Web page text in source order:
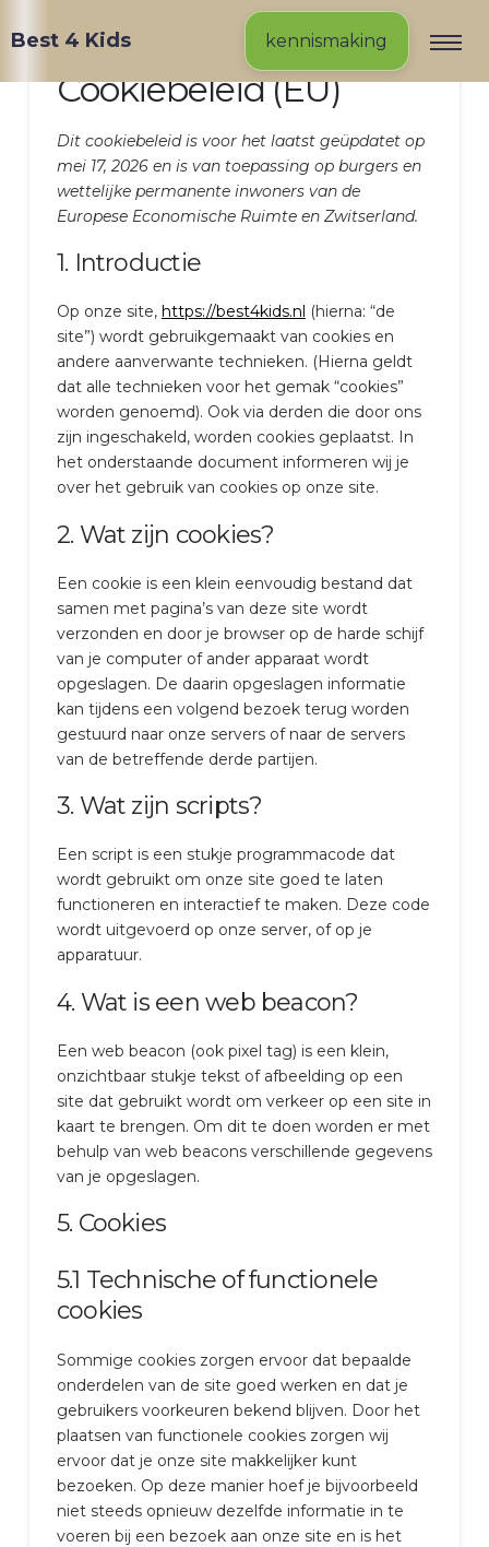
Best 4 Kids kennismaking
Cookiebeleid (EU)
Dit cookiebeleid is voor het laatst geüpdatet op
mei 17, 2026 en is van toepassing op burgers en
wettelijke permanente inwoners van de
Europese Economische Ruimte en Zwitserland.
1. Introductie
Op onze site, https://best4kids.nl (hierna: “de
site”) wordt gebruikgemaakt van cookies en
andere aanverwante technieken. (Hierna geldt
dat alle technieken voor het gemak “cookies”
worden genoemd). Ook via derden die door ons
zijn ingeschakeld, worden cookies geplaatst. In
het onderstaande document informeren wij je
over het gebruik van cookies op onze site.
2. Wat zijn cookies?
Een cookie is een klein eenvoudig bestand dat
samen met pagina’s van deze site wordt
verzonden en door je browser op de harde schijf
van je computer of ander apparaat wordt
opgeslagen. De daarin opgeslagen informatie
kan tijdens een volgend bezoek terug worden
gestuurd naar onze servers of naar de servers
van de betreffende derde partijen.
3. Wat zijn scripts?
Een script is een stukje programmacode dat
wordt gebruikt om onze site goed te laten
functioneren en interactief te maken. Deze code
wordt uitgevoerd op onze server, of op je
apparatuur.
4. Wat is een web beacon?
Een web beacon (ook pixel tag) is een klein,
onzichtbaar stukje tekst of afbeelding op een
site dat gebruikt wordt om verkeer op een site in
kaart te brengen. Om dit te doen worden er met
behulp van web beacons verschillende gegevens
van je opgeslagen.
5. Cookies
5.1 Technische of functionele
cookies
Sommige cookies zorgen ervoor dat bepaalde
onderdelen van de site goed werken en dat je
gebruikers voorkeuren bekend blijven. Door het
plaatsen van functionele cookies zorgen wij
ervoor dat je onze site makkelijker kunt
bezoeken. Op deze manier hoef je bijvoorbeeld
niet steeds opnieuw dezelfde informatie in te
voeren bij een bezoek aan onze site en is het